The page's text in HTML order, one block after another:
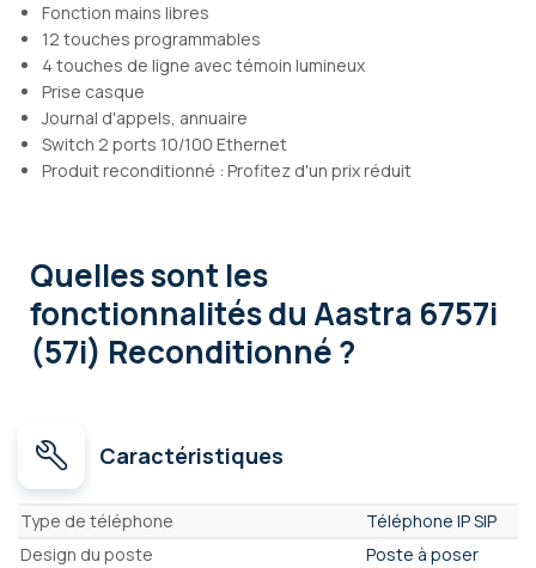
Fonction mains libres
12 touches programmables
4 touches de ligne avec témoin lumineux
Prise casque
Journal d'appels, annuaire
Switch 2 ports 10/100 Ethernet
Produit reconditionné : Profitez d'un prix réduit
Quelles sont les
fonctionnalitésdu Aastra 6757i
(57i) Reconditionné ?
Caractéristiques
Caractéristiques
Type de téléphone
Téléphone IP SIP
Design du poste
Poste à poser